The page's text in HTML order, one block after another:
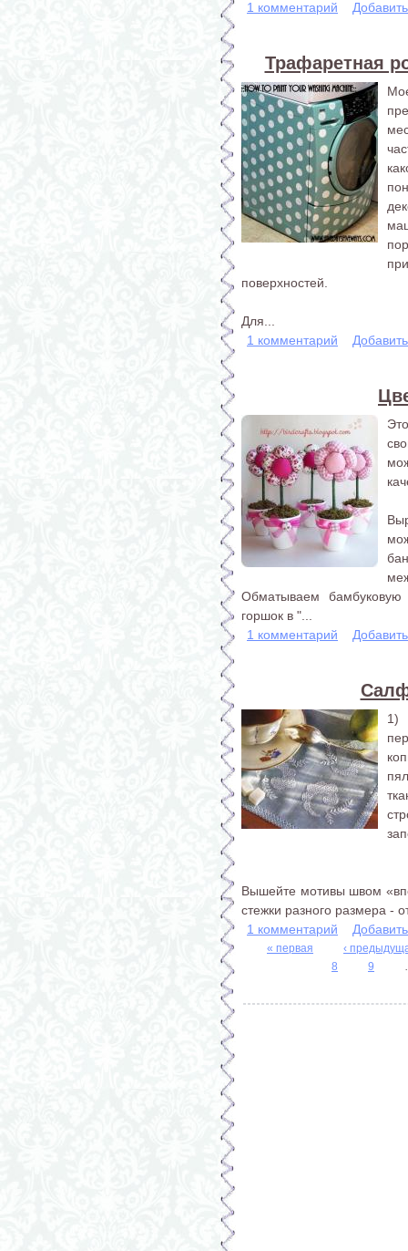
1 комментарий
Трафаретная
поверхностей.
Для...
1 комментарий
Обматываем
горшок в "...
1 комментарий
1)
Вышейте мотивы швом
стежки разного размера -
1 комментарий
« первая
‹
8
9